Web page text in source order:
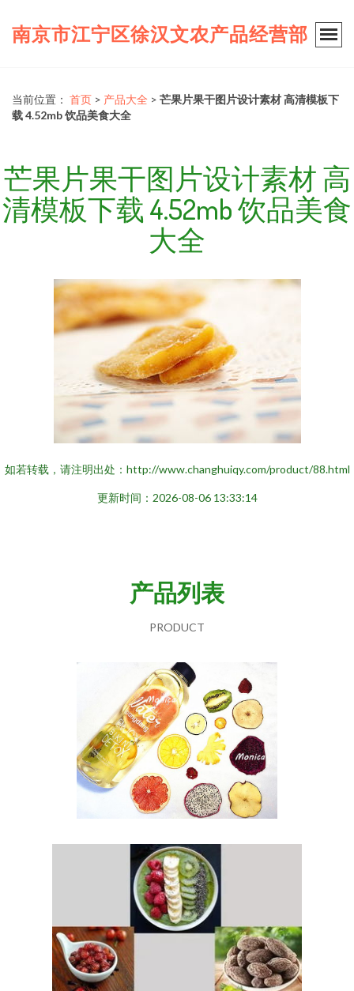
南京市江宁区徐汉文农产品经营部
当前位置： 首页 > 产品大全 > 芒果片果干图片设计素材 高清模板下
载 4.52mb 饮品美食大全
芒果片果干图片设计素材 高
清模板下载 4.52mb 饮品美食
大全
如若转载，请注明出处：http://www.changhuiqy.com/product/88.html
更新时间：2026-08-06 13:33:14
产品列表
PRODUCT